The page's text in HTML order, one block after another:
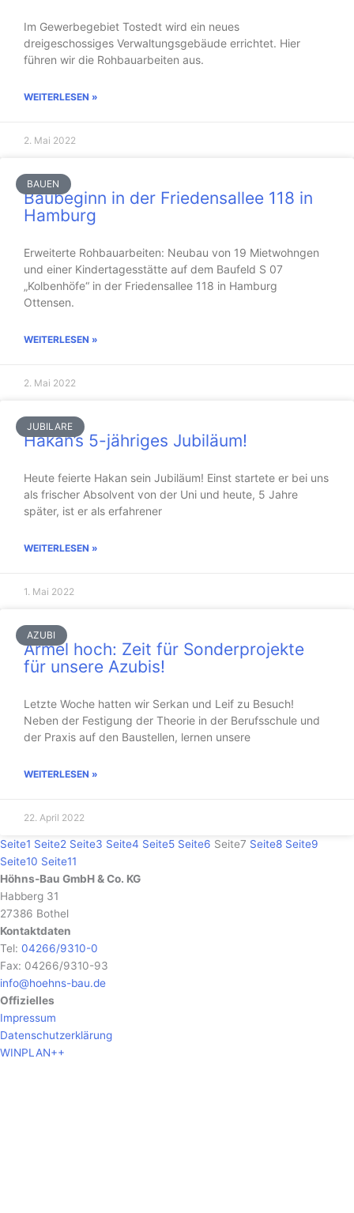
Im Gewerbegebiet Tostedt wird ein neues
dreigeschossiges Verwaltungsgebäude errichtet. Hier
führen wir die Rohbauarbeiten aus.
WEITERLESEN »
2. Mai 2022
BAUEN
Baubeginn in der Friedensallee 118 in
Hamburg
Erweiterte Rohbauarbeiten: Neubau von 19 Mietwohngen
und einer Kindertagesstätte auf dem Baufeld S 07
„Kolbenhöfe“ in der Friedensallee 118 in Hamburg
Ottensen.
WEITERLESEN »
2. Mai 2022
JUBILARE
Hakan’s 5-jähriges Jubiläum!
Heute feierte Hakan sein Jubiläum! Einst startete er bei uns
als frischer Absolvent von der Uni und heute, 5 Jahre
später, ist er als erfahrener
WEITERLESEN »
1. Mai 2022
AZUBI
Ärmel hoch: Zeit für Sonderprojekte
für unsere Azubis!
Letzte Woche hatten wir Serkan und Leif zu Besuch!
Neben der Festigung der Theorie in der Berufsschule und
der Praxis auf den Baustellen, lernen unsere
WEITERLESEN »
22. April 2022
Seite1 Seite2 Seite3 Seite4 Seite5 Seite6 Seite7 Seite8 Seite9
Seite10 Seite11
Höhns-Bau GmbH & Co. KG
Habberg 31
27386 Bothel
Kontaktdaten
Tel: 04266/9310-0
Fax: 04266/9310-93
info@hoehns-bau.de
Offizielles
Impressum
Datenschutzerklärung
WINPLAN++